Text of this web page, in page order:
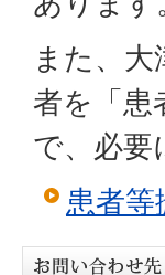
また、
者を「患
で、必要
患者等